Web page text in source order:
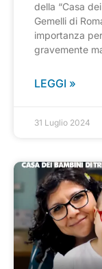
della “Casa
Gemelli di
importanza
gravemente
LEGGI »
31 Luglio 2024